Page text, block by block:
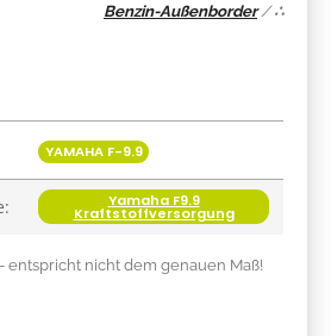
Benzin-Außenborder/∴
YAMAHA F-9.9
Yamaha F9.9
Kraftstoffversorgung
entspricht nicht dem genauen Maß!